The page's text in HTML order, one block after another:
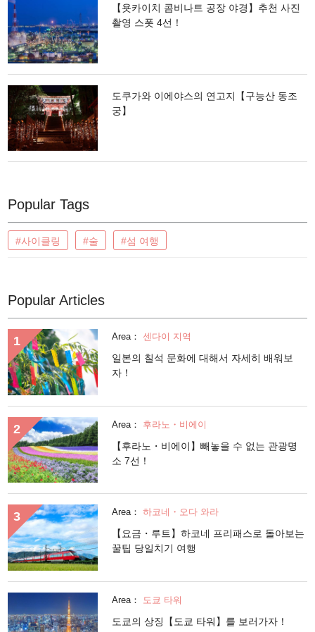
【욧카이치 콤비나트 공장 야경】추천 사진
촬영 스폿 4선！
도쿠가와 이에야스의 연고지【구능산 동조
궁】
Popular Tags
#사이클링 #술 #섬 여행
Popular Articles
Area： 센다이 지역
일본의 칠석 문화에 대해서 자세히 배워보
자！
Area： 후라노・비에이
【후라노・비에이】빼놓을 수 없는 관광명
소 7선！
Area： 하코네・오다 와라
【요금・루트】하코네 프리패스로 돌아보는
꿀팁 당일치기 여행
Area： 도쿄 타워
도쿄의 상징【도쿄 타워】를 보러가자！